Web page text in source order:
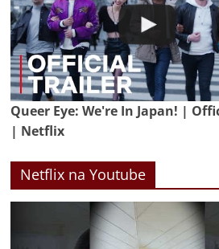
Queer Eye: We're In Japan! |
| Netflix
Netflix na Youtube